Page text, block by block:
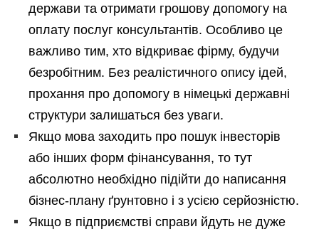
держави та отримати грошову допомогу на
оплату послуг консультантів. Особливо це
важливо тим, хто відкриває фірму, будучи
безробітним. Без реалістичного опису ідей,
прохання про допомогу в німецькі державні
структури залишаться без уваги.
Якщо мова заходить про пошук інвесторів
або інших форм фінансування, то тут
абсолютно необхідно підійти до написання
бізнес-плану ґрунтовно і з усією серйозністю.
Якщо в підприємстві справи йдуть не дуже